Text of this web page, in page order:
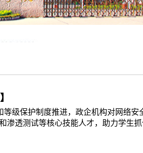
】
等级保护制度推进，政企机构对网络
透测试等核心技能人才，助力学生